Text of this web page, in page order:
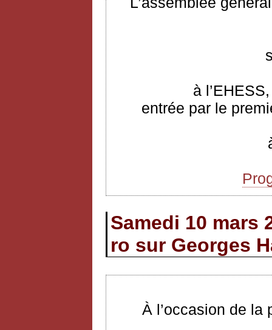
à
entrée par le
Samedi 10 mars
ro sur Georges
À l’occasion de